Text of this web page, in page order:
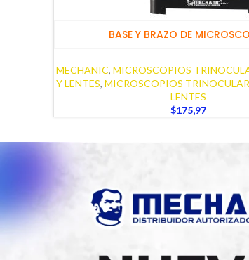
BASE Y BRAZO DE
MECHANIC, MICROSCOPIOS
Y LENTES, MICROSCOPIOS
LENTES
$175,97